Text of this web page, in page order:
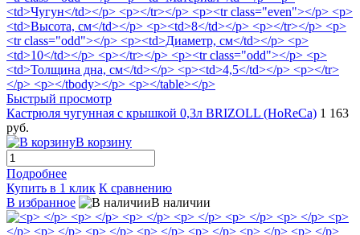
Быстрый просмотр
Кастрюля чугунная с крышкой 0,3л BRIZOLL (HoReCa) 1 163
руб.
В корзину
Подробнее
Купить в 1 клик К сравнению
В избранное
В наличии